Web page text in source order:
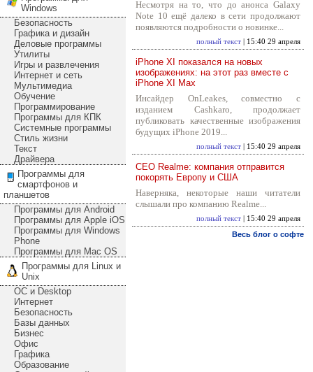
Windows
Безопасность
Графика и дизайн
Деловые программы
Утилиты
Игры и развлечения
Интернет и сеть
Мультимедиа
Обучение
Программирование
Программы для КПК
Системные программы
Стиль жизни
Текст
Драйвера
Программы для
смартфонов и
планшетов
Программы для Android
Программы для Apple iOS
Программы для Windows
Phone
Программы для Mac OS
Программы для Linux и
Unix
ОС и Desktop
Интернет
Безопасность
Базы данных
Бизнес
Офис
Графика
Образование
Несмотря на то, что до анонса Galaxy
Note 10 ещё далеко в сети продолжают
появляются подробности о новинке...
полный текст | 15:40 29 апреля
iPhone XI показался на новых
изображениях: на этот раз вместе с
iPhone XI Max
Инсайдер OnLeakes, совместно с
изданием Cashkaro, продолжает
публиковать качественные изображения
будущих iPhone 2019...
полный текст | 15:40 29 апреля
CEO Realme: компания отправится
покорять Европу и США
Наверняка, некоторые наши читатели
слышали про компанию Realme...
полный текст | 15:40 29 апреля
Весь блог о софте